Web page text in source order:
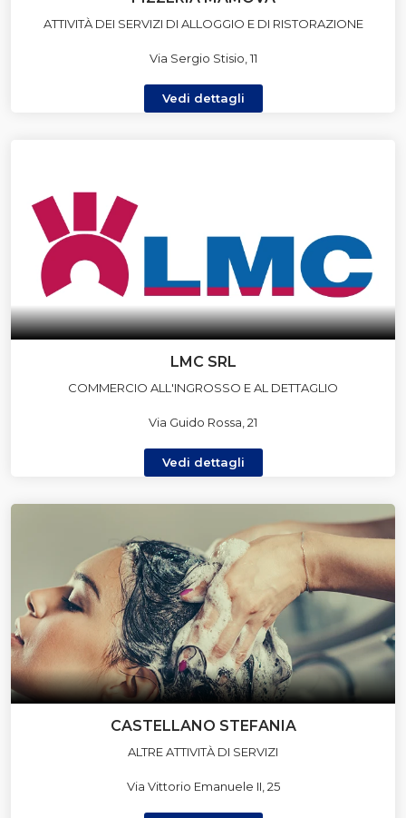
ATTIVITÀ DEI SERVIZI DI ALLOGGIO E DI RISTORAZIONE
Via Sergio Stisio, 11
Vedi dettagli
LMC SRL
COMMERCIO ALL'INGROSSO E AL DETTAGLIO
Via Guido Rossa, 21
Vedi dettagli
CASTELLANO STEFANIA
ALTRE ATTIVITÀ DI SERVIZI
Via Vittorio Emanuele II, 25